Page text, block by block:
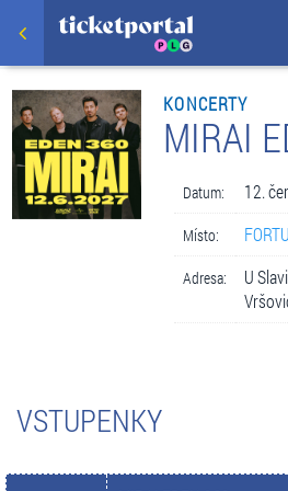
KONCERTY
MIRAI
Datum: 12.
Místo:
Adresa:
U
VSTUPENKY